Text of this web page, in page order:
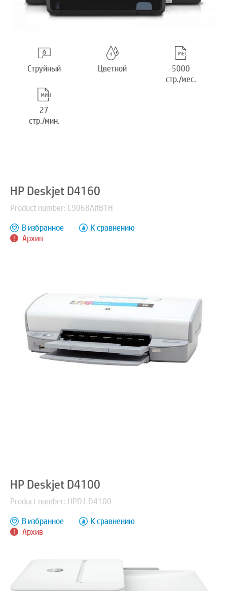
Струйный Цветной
5000
стр./мес.
27
стр./мин.
HP Deskjet D4160
Product number: C9068A#B1H
Архив
В избранное К сравнению
HP Deskjet D4100
Product number: HPDJ-D4100
Архив
В избранное К сравнению